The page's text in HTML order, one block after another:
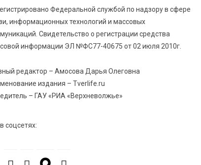
Голубев проверил школы и детсады Зубцова к 1
сентября
6 Авг 2026 15:01 312
Владимира Васильева о героях СВО проходит в РГБ
6 Авг 2026 14:55 270
6 Авг 2026 14:01
Федеральной службой по надзору в сфере
информационных технологий и массовых
Свидетельство о регистрации средства
информации ЭЛ №ФС77-40675 от 02 июля 2010г.
редактор – Амосова Дарья Олеговна
издания – Tverlife.ru
– ГАУ «РИА «Верхневолжье»
соцсетях: